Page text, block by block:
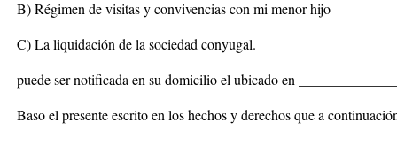
B) Régimen de visitas y convivencias con mi menor hijo
C) La liquidación de la sociedad conyugal.
puede ser notificada en su domicilio el ubicado en
Baso el presente escrito en los hechos y derechos que a